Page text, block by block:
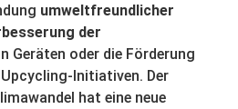
umweltfreundlicher
der
Geräten oder die Förderung
Initiativen. Der
hat eine neue